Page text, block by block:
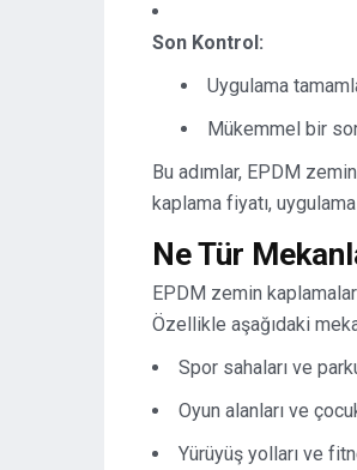
Son Kontrol:
Uygulama
Mükemmel bir
Bu adımlar, EPDM
kaplama fiyatı,
Ne Tür
EPDM zemin
Özellikle aşağıdaki
Spor sahaları ve
Oyun alanları ve
Yürüyüş yolları ve